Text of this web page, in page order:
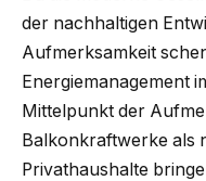
der nachhaltigen
Aufmerksamkeit
Energiemanagement
Mittelpunkt der
Balkonkraftwerke als
Privathaushalte